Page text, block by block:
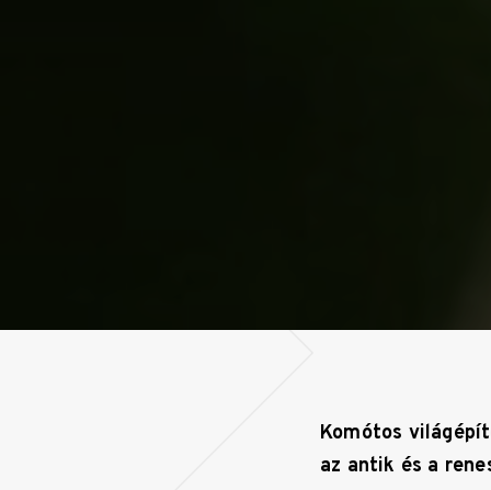
Komótos
az antik és a